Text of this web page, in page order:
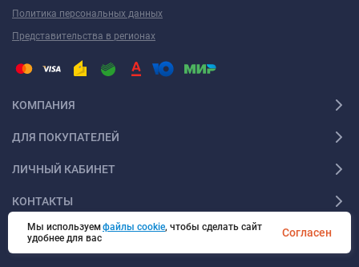
Политика персональных данных
Представительства в регионах
КОМПАНИЯ
ДЛЯ ПОКУПАТЕЛЕЙ
ЛИЧНЫЙ КАБИНЕТ
КОНТАКТЫ
Мы используемфайлы cookie, чтобы сделать сайт
удобнее для вас
Согласен